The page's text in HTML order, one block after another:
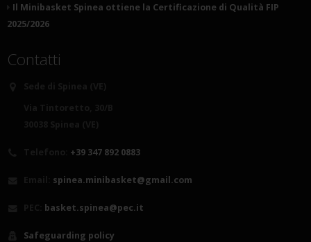
Il Minibasket Spinea ottiene la Certificazione di Qualità FIP
2025/2026
Contatti
+39 347 892 0883
spinea.minibasket@gmail.com
basket.spinea@pec.it
Safeguarding policy